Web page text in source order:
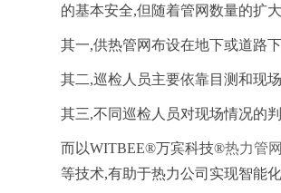
的基本安全,但随着管网数量的扩
其一,供热管网布设在地下或道路
其二,巡检人员主要依靠目测和现
其三,不同巡检人员对现场情况的
而以WITBEE®万宾科技®热力管
等技术,有助于热力公司实现智能